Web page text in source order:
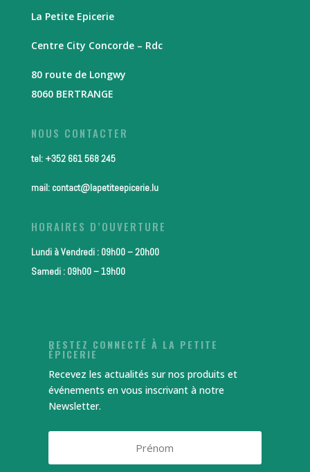
La Petite Epicerie
Centre City Concorde – Rdc
80 route de Longwy
8060 BERTRANGE
NOUS CONTACTER
tel: +352 661 568 245
mail: contact@lapetiteepicerie.lu
HORAIRES D’OUVERTURE
Lundi à Vendredi : 09h00 – 20h00
Samedi : 09h00 – 19h00
RESTEZ CONNECTÉ À LA PETITE
ÉPICERIE
Recevez les actualités sur nos produits et
événements en vous inscrivant à notre
Newsletter.